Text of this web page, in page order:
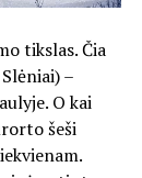
tikslas. Čia
–
O kai
šeši